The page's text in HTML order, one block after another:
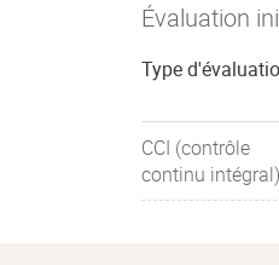
Évaluation
Type
CCI (contrôle
continu intégral)